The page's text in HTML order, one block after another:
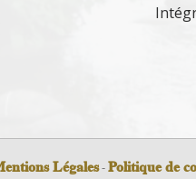
Légales-Politique de